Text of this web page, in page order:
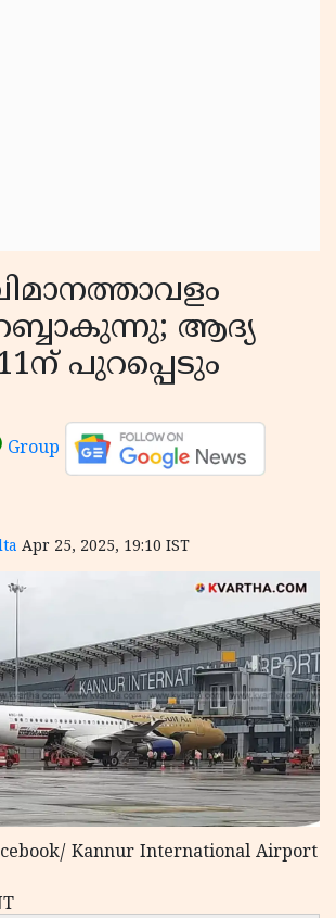
ആദ്യ
പുറപ്പെടും
Group
Apr 25, 2025, 19:10 IST
Kannur International Airport